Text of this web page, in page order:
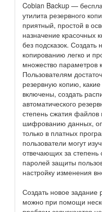
Cobian Backup —
утилита резервного
приятный, простой в
назначение красочных
без подсказок.
копированию легко и
множество параметров
Пользователям
резервную копию,
включены, создать
автоматического
степень сжатия файлов
шифрованию данных,
только в платных
пользователи могут
отвечающих за степень
паролей защиты
настройку изменения
Создать новое задание
можно при помощи